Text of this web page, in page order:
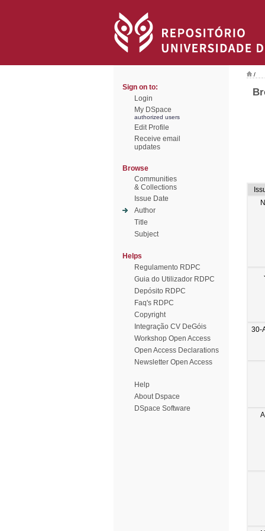
Sign on to:
Login
My DSpace
authorized users
Edit Profile
Receive email
updates
Browse
Communities
& Collections
Issue Date
Author
Title
Subject
Helps
Regulamento RDPC
Guia do Utilizador RDPC
Depósito RDPC
Faq's RDPC
Copyright
Integração CV DeGóis
Workshop Open Access
Open Access Declarations
Newsletter Open Access
Help
About Dspace
DSpace Software
/
30-